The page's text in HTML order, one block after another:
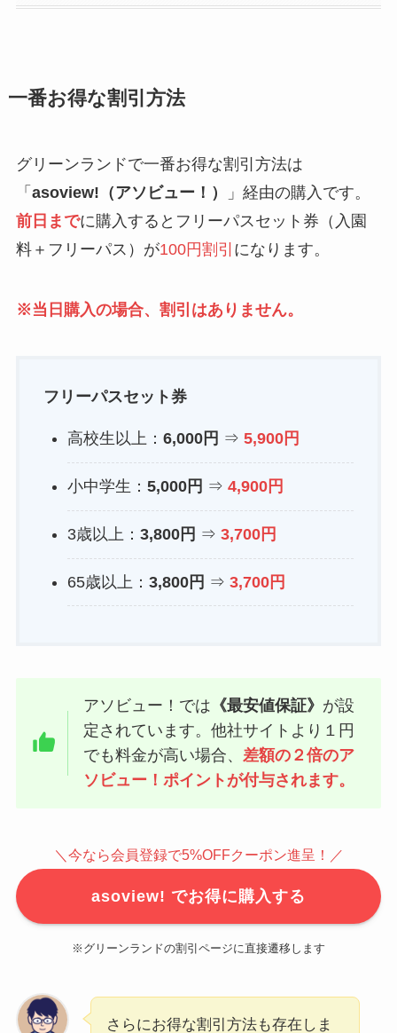
一番お得な割引方法
グリーンランドで一番お得な割引方法は
「 asoview!（アソビュー！）
」経由の購入です。
前日までに購入するとフリーパスセット券（入園
料＋フリーパス）が100円割引 になります。
※当日購入の場合、割引はありません。
フリーパスセット券
高校生以上： 6,000円 ⇒ 5,900円
小中学生： 5,000円 ⇒ 4,900円
3歳以上： 3,800円 ⇒ 3,700円
65歳以上： 3,800円 ⇒ 3,700円
アソビュー！では 《最安値保証》 が設
定されています。他社サイトより１円
でも料金が高い場合、差額の２倍のア
ソビュー！ポイントが付与されます。
＼今なら会員登録で5%OFFクーポン進呈！／
asoview! でお得に購入する
※グリーンランドの割引ページに直接遷移します
さらにお得な割引方法も存在しま